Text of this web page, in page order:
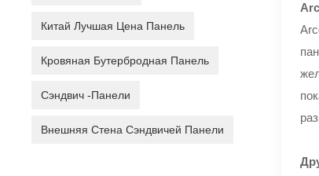
Китай Лучшая Цена Панель
Кровяная Бутербродная Панель
Сэндвич -панели
Внешняя Стена Сэндвичей Панели